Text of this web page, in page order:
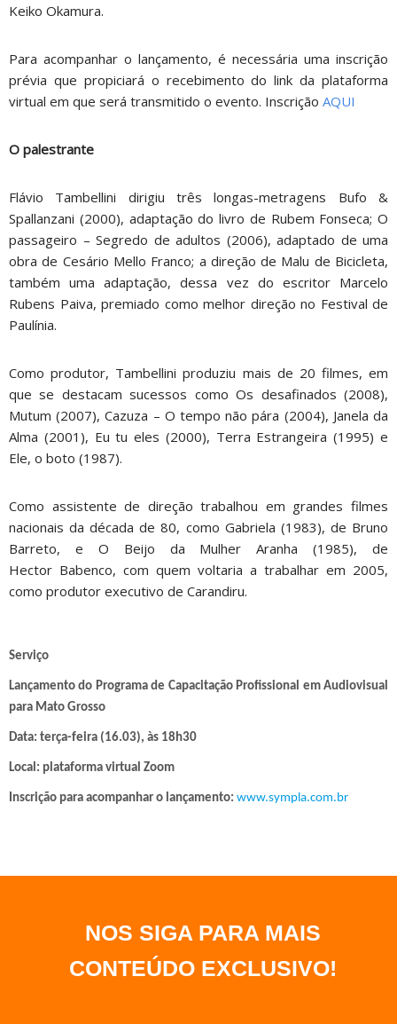
Keiko Okamura.
Para acompanhar o lançamento, é necessária uma inscrição
prévia que propiciará o recebimento do link da plataforma
virtual em que será transmitido o evento. Inscrição AQUI
O palestrante
Flávio Tambellini dirigiu três longas-metragens Bufo &
Spallanzani (2000), adaptação do livro de Rubem Fonseca; O
passageiro – Segredo de adultos (2006), adaptado de uma
obra de Cesário Mello Franco; a direção de Malu de Bicicleta,
também uma adaptação, dessa vez do escritor Marcelo
Rubens Paiva, premiado como melhor direção no Festival de
Paulínia.
Como produtor, Tambellini produziu mais de 20 filmes, em
que se destacam sucessos como Os desafinados (2008),
Mutum (2007), Cazuza – O tempo não pára (2004), Janela da
Alma (2001), Eu tu eles (2000), Terra Estrangeira (1995) e
Ele, o boto (1987).
Como assistente de direção trabalhou em grandes filmes
nacionais da década de 80, como Gabriela (1983), de Bruno
Barreto, e O Beijo da Mulher Aranha (1985), de
Hector Babenco, com quem voltaria a trabalhar em 2005,
como produtor executivo de Carandiru.
Serviço
Lançamento do Programa de Capacitação Profissional em Audiovisual
para Mato Grosso
Data: terça-feira (16.03), às 18h30
Local: plataforma virtual Zoom
Inscrição para acompanhar o lançamento: www.sympla.com.br
NOS SIGA PARA MAIS
CONTEÚDO EXCLUSIVO!